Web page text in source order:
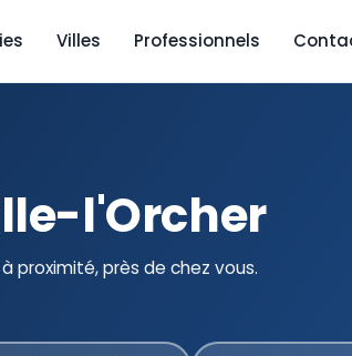
Villes Professionnels
l'Orcher
proximité, près de chez vous.